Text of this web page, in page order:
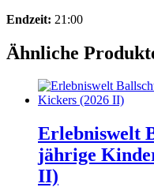
Endzeit: 21:00
Ähnliche
Erlebniswelt
jährige
II)